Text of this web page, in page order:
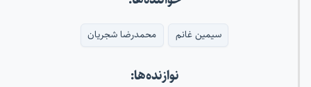
سیمین غانم محمدرضا شجریان
نوازنده‌ها: